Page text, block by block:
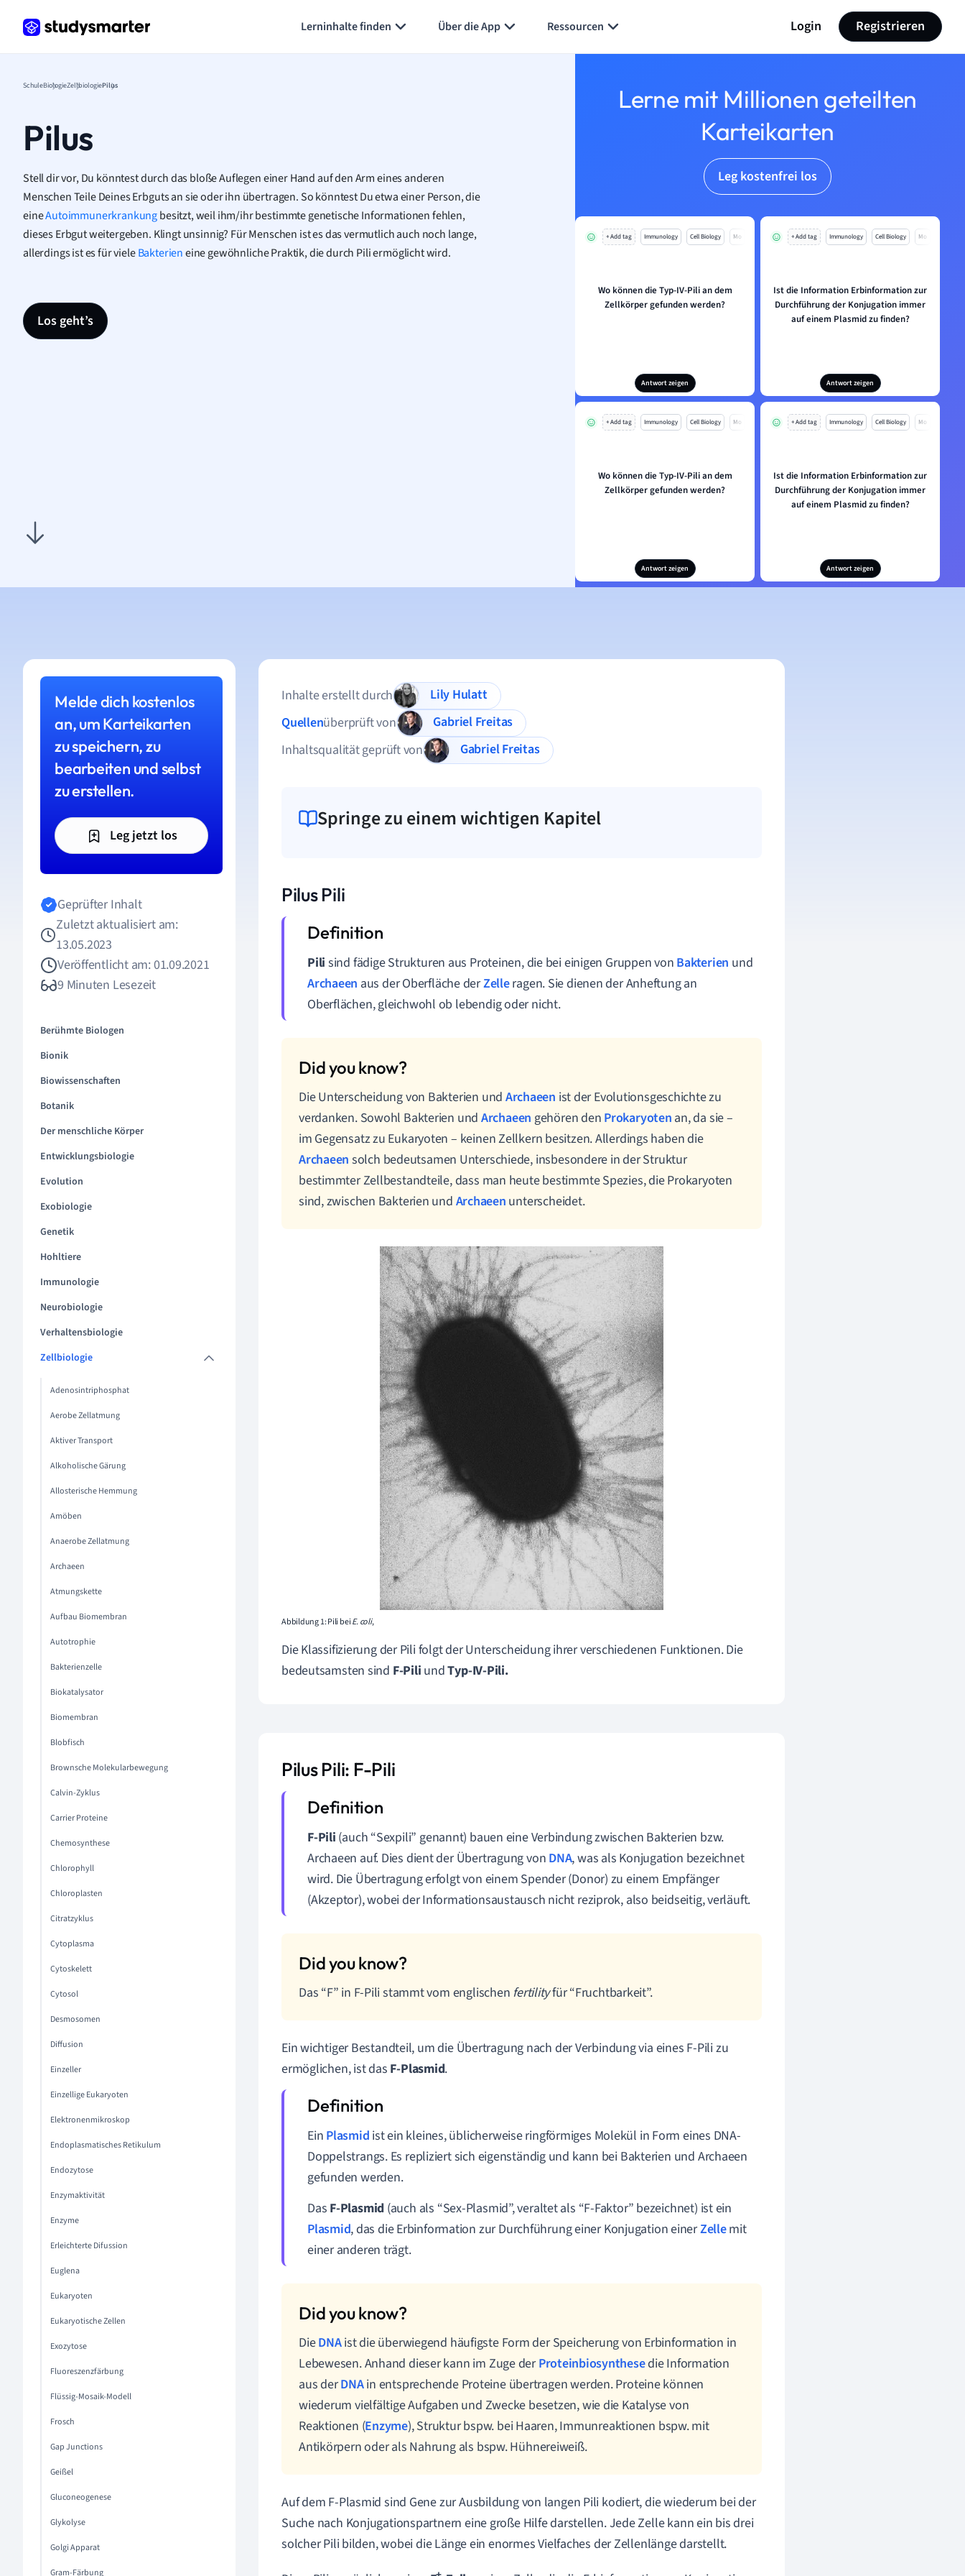
Lerninhalte finden Über die App Ressourcen Login Registrieren
SchuleBiologieZellbiologiePilus
Pilus
Stell dir vor, Du könntest durch das bloße Auflegen einer Hand auf den Arm eines anderen
Menschen Teile Deines Erbguts an sie oder ihn übertragen. So könntest Du etwa einer Person, die
eineAutoimmunerkrankungbesitzt, weil ihm/ihr bestimmte genetische Informationen fehlen,
dieses Erbgut weitergeben. Klingt unsinnig? Für Menschen ist es das vermutlich auch noch lange,
allerdings ist es für vieleBakterieneine gewöhnliche Praktik, die durch Pili ermöglicht wird.
Los geht’s
Lerne mit Millionen geteilten
Karteikarten
Leg kostenfrei los
+ Add tag Immunology Cell Biology Mo
Wo können die Typ-IV-Pili an dem
Zellkörper gefunden werden?
Antwort zeigen
+ Add tag Immunology Cell Biology Mo
Ist die Information Erbinformation zur
Durchführung der Konjugation immer
auf einem Plasmid zu finden?
Antwort zeigen
+ Add tag Immunology Cell Biology Mo
Wo können die Typ-IV-Pili an dem
Zellkörper gefunden werden?
Antwort zeigen
+ Add tag Immunology Cell Biology Mo
Ist die Information Erbinformation zur
Durchführung der Konjugation immer
auf einem Plasmid zu finden?
Antwort zeigen
Melde dich kostenlos
an, um Karteikarten
zu speichern, zu
bearbeiten und selbst
zu erstellen.
Leg jetzt los
Geprüfter Inhalt
Zuletzt aktualisiert am:
13.05.2023
Veröffentlicht am: 01.09.2021
9 Minuten Lesezeit
Berühmte Biologen
Bionik
Biowissenschaften
Botanik
Der menschliche Körper
Entwicklungsbiologie
Evolution
Exobiologie
Genetik
Hohltiere
Immunologie
Neurobiologie
Verhaltensbiologie
Zellbiologie
Adenosintriphosphat
Aerobe Zellatmung
Aktiver Transport
Alkoholische Gärung
Allosterische Hemmung
Amöben
Anaerobe Zellatmung
Archaeen
Atmungskette
Aufbau Biomembran
Autotrophie
Bakterienzelle
Biokatalysator
Biomembran
Blobfisch
Brownsche Molekularbewegung
Calvin-Zyklus
Carrier Proteine
Chemosynthese
Chlorophyll
Chloroplasten
Citratzyklus
Cytoplasma
Cytoskelett
Cytosol
Desmosomen
Diffusion
Einzeller
Einzellige Eukaryoten
Elektronenmikroskop
Endoplasmatisches Retikulum
Endozytose
Enzymaktivität
Enzyme
Erleichterte Difussion
Euglena
Eukaryoten
Eukaryotische Zellen
Exozytose
Fluoreszenzfärbung
Flüssig-Mosaik-Modell
Frosch
Gap Junctions
Geißel
Gluconeogenese
Glykolyse
Golgi Apparat
Gram-Färbung
Inhalte erstellt durch
Lily Hulatt
Quellenüberprüft von
Gabriel Freitas
Inhaltsqualität geprüft von
Gabriel Freitas
Springe zu einem wichtigen Kapitel
Pilus Pili
Pili sind fädige Strukturen aus Proteinen, die bei einigen Gruppen von Bakterien und
Archaeen aus der Oberfläche derZelleragen. Sie dienen der Anheftung an
Oberflächen, gleichwohl ob lebendig oder nicht.
Die Unterscheidung von Bakterien und Archaeen ist der Evolutionsgeschichte zu
verdanken. Sowohl Bakterien und Archaeen gehören den Prokaryoten an, da sie –
im Gegensatz zu Eukaryoten – keinen Zellkern besitzen. Allerdings haben die
Archaeen solch bedeutsamen Unterschiede, insbesondere in der Struktur
bestimmter Zellbestandteile, dass man heute bestimmte Spezies, die Prokaryoten
sind, zwischen Bakterien und Archaeen unterscheidet.
Abbildung 1: Pili beiE. coli,
Die Klassifizierung der Pili folgt der Unterscheidung ihrer verschiedenen Funktionen. Die
bedeutsamsten sind F-Pili undTyp-IV-Pili.
Pilus Pili: F-Pili
F-Pili (auch “Sexpili” genannt) bauen eine Verbindung zwischen Bakterien bzw.
Archaeen auf. Dies dient der Übertragung von DNA, was als Konjugation bezeichnet
wird. Die Übertragung erfolgt von einem Spender (Donor) zu einem Empfänger
(Akzeptor), wobei der Informationsaustausch nicht reziprok, also beidseitig, verläuft.
Das “F” in F-Pili stammt vom englischen fertilityfür “Fruchtbarkeit”.
Ein wichtiger Bestandteil, um die Übertragung nach der Verbindung via eines F-Pili zu
ermöglichen, ist das F-Plasmid.
Ein Plasmid ist ein kleines, üblicherweise ringförmiges Molekül in Form eines DNA-
Doppelstrangs. Es repliziert sich eigenständig und kann bei Bakterien und Archaeen
gefunden werden.
Das F-Plasmid (auch als “Sex-Plasmid”, veraltet als “F-Faktor” bezeichnet) ist ein
Plasmid, das die Erbinformation zur Durchführung einer Konjugation einerZellemit
einer anderen trägt.
DieDNAist die überwiegend häufigste Form der Speicherung von Erbinformation in
Lebewesen. Anhand dieser kann im Zuge derProteinbiosynthesedie Information
aus derDNAin entsprechende Proteine übertragen werden. Proteine können
wiederum vielfältige Aufgaben und Zwecke besetzen, wie die Katalyse von
Reaktionen (Enzyme), Struktur bspw. bei Haaren, Immunreaktionen bspw. mit
Antikörpern oder als Nahrung als bspw. Hühnereiweiß.
Auf dem F-Plasmid sind Gene zur Ausbildung von langen Pili kodiert, die wiederum bei der
Suche nach Konjugationspartnern eine große Hilfe darstellen. Jede Zelle kann ein bis drei
solcher Pili bilden, wobei die Länge ein enormes Vielfaches der Zellenlänge darstellt.